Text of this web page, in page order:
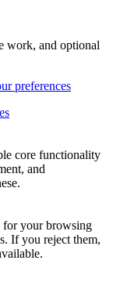
work, and optional
preferences
core functionality
and
for your browsing
If you reject them,